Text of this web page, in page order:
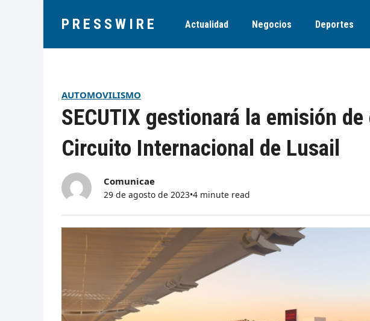
PRESSWIRE Actualidad Negocios Deportes
AUTOMOVILISMO
SECUTIX gestionará la emisión
Circuito Internacional de Lusail
Comunicae
29 de agosto de 2023•4 minute read